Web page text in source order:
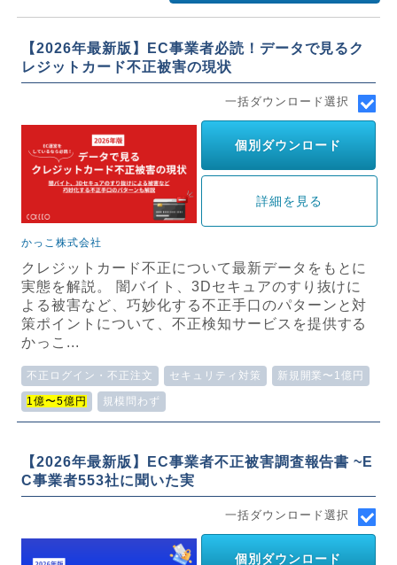
【2026年最新版】EC事業者必読！データで見るク
レジットカード不正被害の現状
一括ダウンロード選択
個別ダウンロード
詳細を見る
かっこ株式会社
クレジットカード不正について最新データをもとに
実態を解説。 闇バイト、3Dセキュアのすり抜けに
よる被害など、巧妙化する不正手口のパターンと対
策ポイントについて、不正検知サービスを提供する
かっこ...
不正ログイン・不正注文 セキュリティ対策 新規開業〜1億円
1億〜5億円 規模問わず
【2026年最新版】EC事業者不正被害調査報告書 ~E
C事業者553社に聞いた実
一括ダウンロード選択
個別ダウンロード